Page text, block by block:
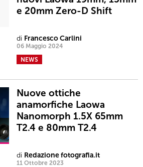
e 20mm Zero-D Shift
di Francesco Carlini
06 Maggio 2024
NEWS
Nuove ottiche
anamorfiche Laowa
Nanomorph 1.5X 65mm
T2.4 e 80mm T2.4
di Redazione fotografia.it
11 Ottobre 2023